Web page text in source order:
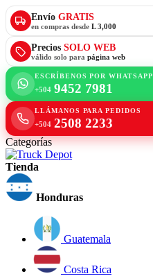
Envío GRATIS
en compras desde L 3,000
Precios SOLO WEB
válido solo para página web
ESCRÍBENOS POR WHATSAPP
+504 9452 7981
LLÁMANOS PARA PEDIDOS
+504 2508 2233
Categorías
Tienda
Honduras
Guatemala
Costa Rica